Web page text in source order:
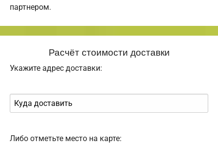
партнером.
Расчёт стоимости доставки
Укажите адрес доставки:
Либо отметьте место на карте: